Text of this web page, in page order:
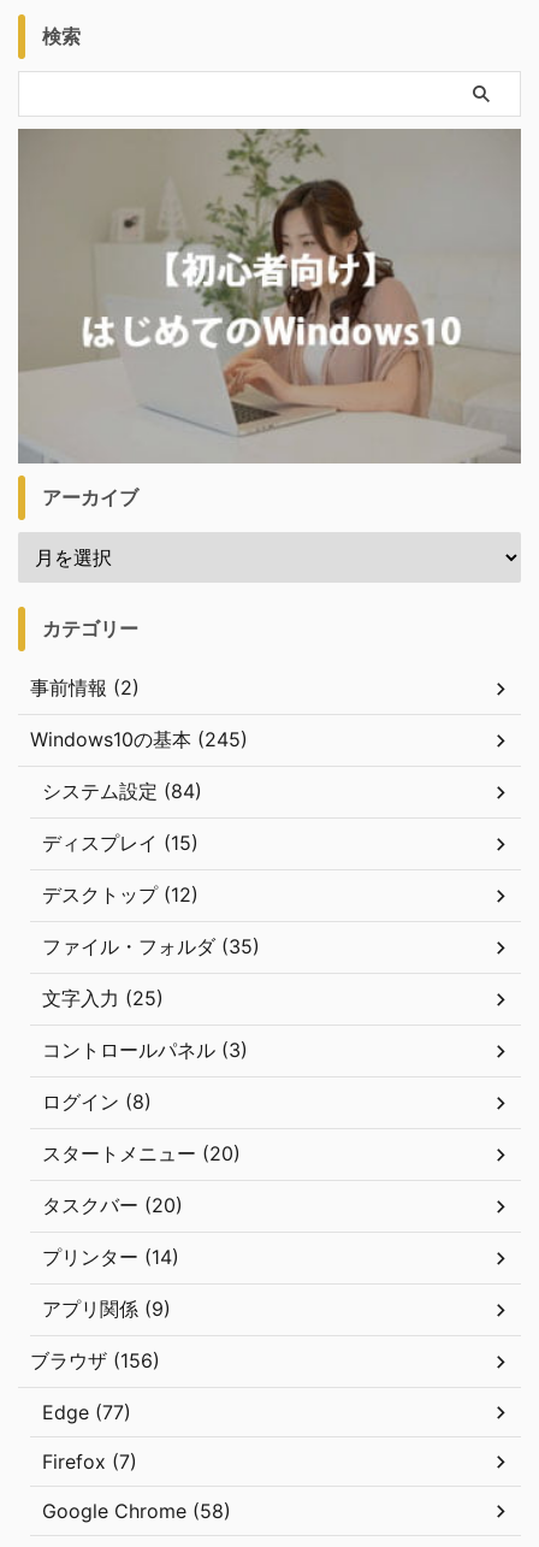
検索
アーカイブ
カテゴリー
事前情報 (2)
Windows10の基本 (245)
システム設定 (84)
ディスプレイ (15)
デスクトップ (12)
ファイル・フォルダ (35)
文字入力 (25)
コントロールパネル (3)
ログイン (8)
スタートメニュー (20)
タスクバー (20)
プリンター (14)
アプリ関係 (9)
ブラウザ (156)
Edge (77)
Firefox (7)
Google Chrome (58)